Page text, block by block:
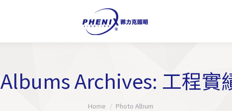
Albums Archives: 工程實
You are here:
Home Photo Album